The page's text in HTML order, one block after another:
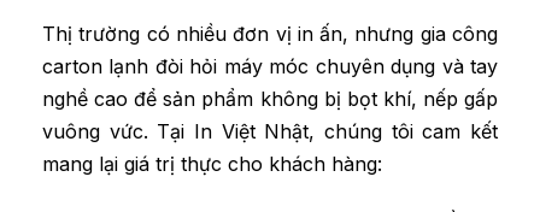
Thị trường có nhiều đơn vị in ấn, nhưng gia công
carton lạnh đòi hỏi máy móc chuyên dụng và tay
nghề cao để sản phẩm không bị bọt khí, nếp gấp
vuông vức. Tại In Việt Nhật, chúng tôi cam kết
mang lại giá trị thực cho khách hàng: